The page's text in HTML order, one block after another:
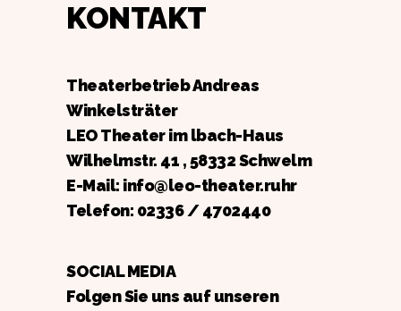
KONTAKT
Theaterbetrieb Andreas
Winkelsträter
LEO Theater im lbach-Haus
Wilhelmstr. 41 , 58332 Schwelm
E-Mail: info@leo-theater.ruhr
Telefon: 02336 / 4702440
SOCIAL MEDIA
Folgen Sie uns auf unseren